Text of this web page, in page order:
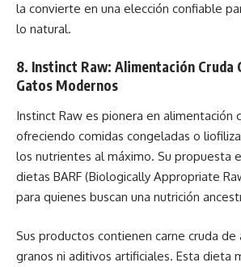
la convierte en una elección confiable
lo natural.
8. Instinct Raw: Alimentación Cruda
Gatos Modernos
Instinct Raw es pionera en alimentación
ofreciendo comidas congeladas o
los nutrientes al máximo. Su propuesta
dietas BARF (Biologically Appropriate
para quienes buscan una nutrición
Sus productos contienen carne cruda de
granos ni aditivos artificiales. Esta dieta